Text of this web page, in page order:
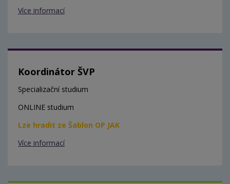
Více informací
Koordinátor ŠVP
Specializační studium
ONLINE studium
Lze hradit ze Šablon OP JAK
Více informací